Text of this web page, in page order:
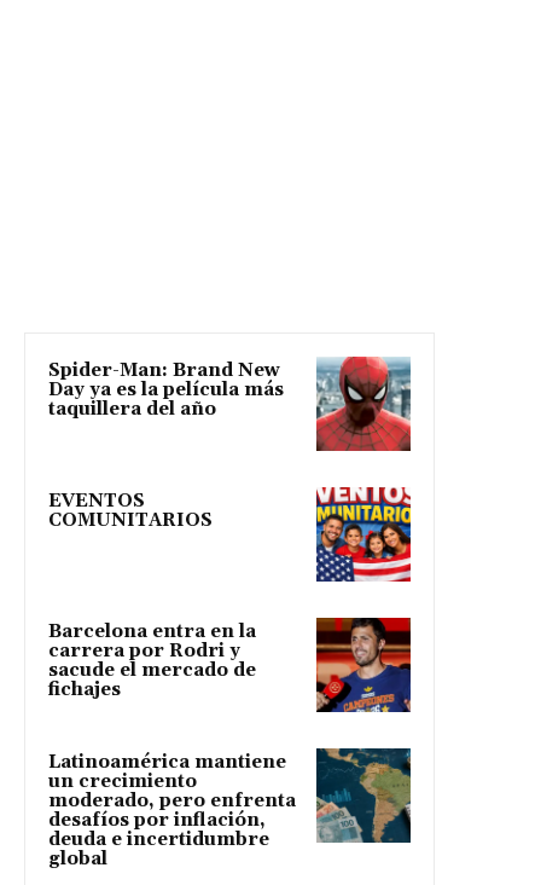
Spider-Man: Brand New
Day ya es la película más
taquillera del año
EVENTOS
COMUNITARIOS
Barcelona entra en la
carrera por Rodri y
sacude el mercado de
fichajes
Latinoamérica mantiene
un crecimiento
moderado, pero enfrenta
desafíos por inflación,
deuda e incertidumbre
global